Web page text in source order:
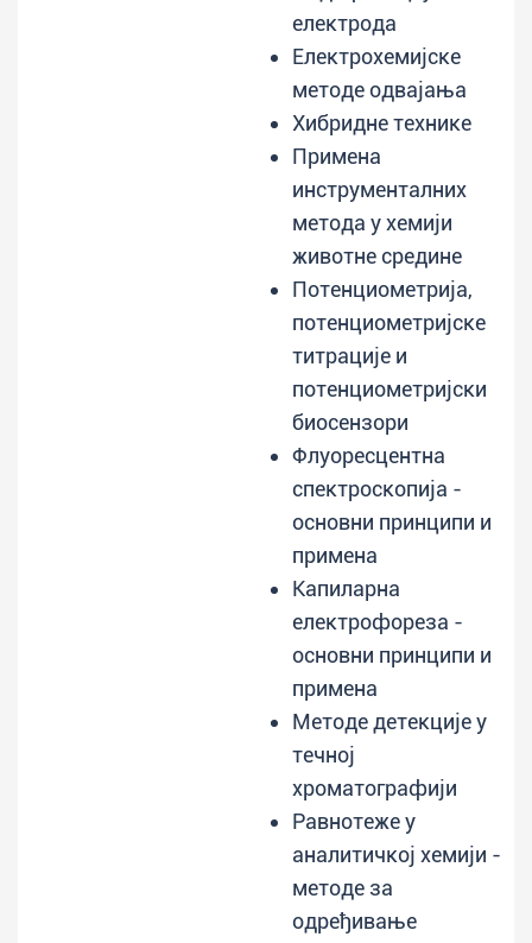
електрода
Електрохемијске
методе одвајања
Хибридне технике
Примена
инструменталних
метода у хемији
животне средине
Потенциометрија,
потенциометријске
титрације и
потенциометријски
биосензори
Флуоресцентна
спектроскопија -
основни принципи и
примена
Капиларна
електрофореза -
основни принципи и
примена
Методе детекције у
течној
хроматографији
Равнотеже у
аналитичкој хемији -
методе за
одређивање